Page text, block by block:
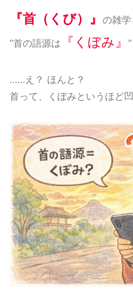
『首（くび）』 の雑学
“首の語源は
『くぼみ』
……え？ ほんと？
首って、くぼみというほど